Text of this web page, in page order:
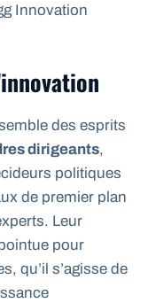
Innovation
des esprits
dirigeants,
politiques
de premier plan
Leur
pour
qu’il s’agisse de